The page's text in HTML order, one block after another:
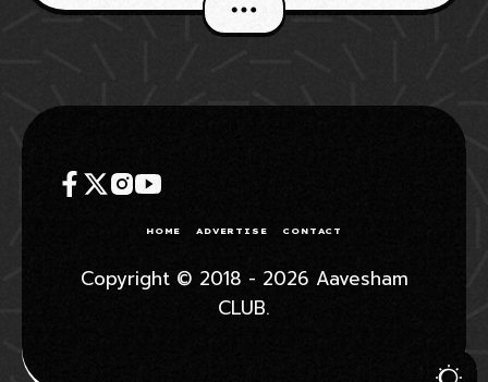
ആൽഡ്രഡാണ്. ആദ്യ സീസണിൽ തന്നെ
HOME ADVERTISE CONTACT
Copyright © 2018 - 2026 Aavesham
CLUB.